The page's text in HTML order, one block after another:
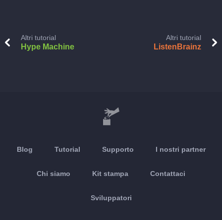
Altri tutorial
Hype Machine
Altri tutorial
ListenBrainz
Blog Tutorial Supporto I nostri partner
Chi siamo Kit stampa Contattaci
Sviluppatori